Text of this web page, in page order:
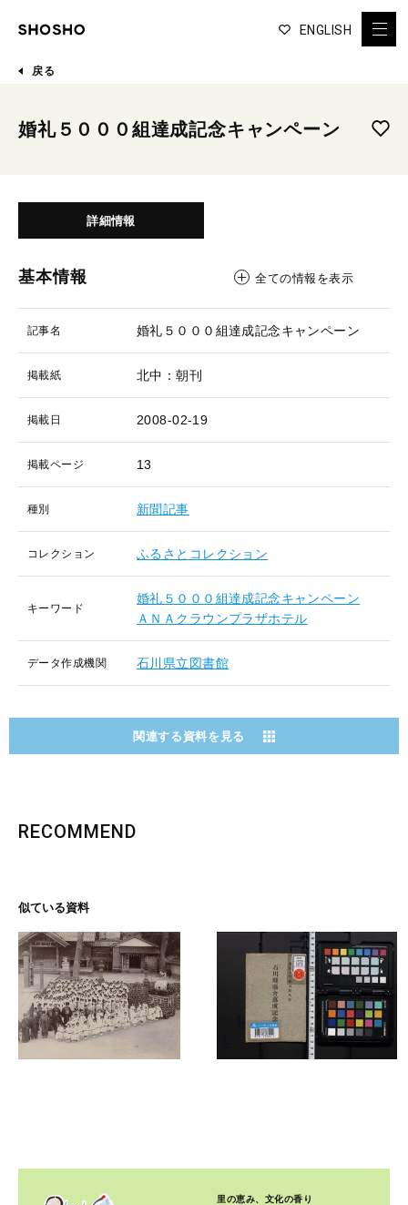
ENGLISH
戻る
婚礼５０００組達成記念キャンペーン
詳細情報
基本情報 全ての情報を表示
記事名 婚礼５０００組達成記念キャンペーン
掲載紙 北中：朝刊
掲載日 2008-02-19
掲載ページ 13
種別 新聞記事
コレクション ふるさとコレクション
キーワード
婚礼５０００組達成記念キャンペーン
ＡＮＡクラウンプラザホテル
データ作成機関 石川県立図書館
関連する資料を見る
RECOMMEND
似ている資料
里の恵み、文化の香り